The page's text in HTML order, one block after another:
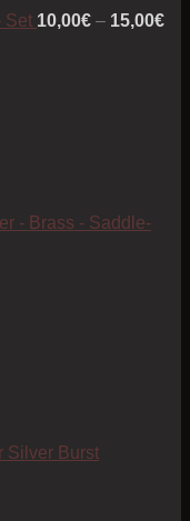
Set 10,00€ – 15,00€
- Brass - Saddle-
Silver Burst